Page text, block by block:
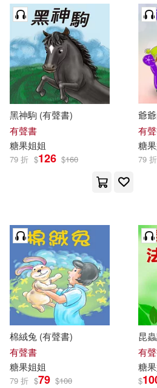
黑神駒 (有聲書)
有聲書
糖果姐姐
79 折 $126 $160
爺
有
糖果
79 折
棉絨兔 (有聲書)
有聲書
糖果姐姐
79 折 $79 $100
昆
有
糖果
$